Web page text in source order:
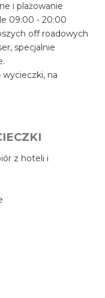
i plażowanie
09:00 - 20:00
off roadowych
specjalnie
wycieczki, na
z hoteli i